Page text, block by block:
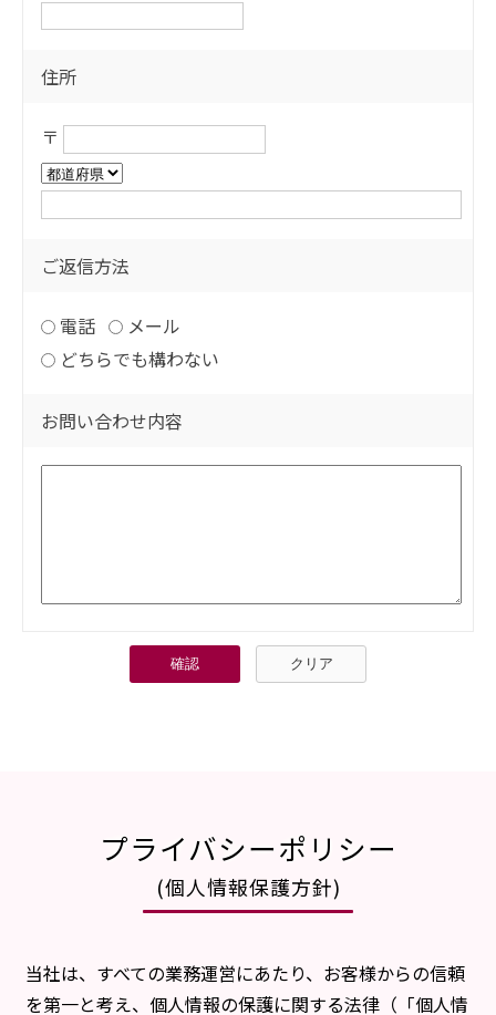
住所
〒
ご返信方法
電話
メール
どちらでも構わない
お問い合わせ内容
プライバシーポリシー
(個人情報保護方針)
当社は、すべての業務運営にあたり、お客様からの信頼
を第一と考え、個人情報の保護に関する法律（「個人情